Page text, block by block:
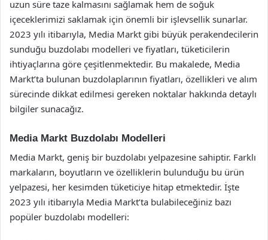
uzun süre taze kalmasını sağlamak hem de soğuk
içeceklerimizi saklamak için önemli bir işlevsellik sunarlar.
2023 yılı itibarıyla, Media Markt gibi büyük perakendecilerin
sunduğu buzdolabı modelleri ve fiyatları, tüketicilerin
ihtiyaçlarına göre çeşitlenmektedir. Bu makalede, Media
Markt’ta bulunan buzdolaplarının fiyatları, özellikleri ve alım
sürecinde dikkat edilmesi gereken noktalar hakkında detaylı
bilgiler sunacağız.
Media Markt Buzdolabı Modelleri
Media Markt, geniş bir buzdolabı yelpazesine sahiptir. Farklı
markaların, boyutların ve özelliklerin bulunduğu bu ürün
yelpazesi, her kesimden tüketiciye hitap etmektedir. İşte
2023 yılı itibarıyla Media Markt’ta bulabileceğiniz bazı
popüler buzdolabı modelleri: